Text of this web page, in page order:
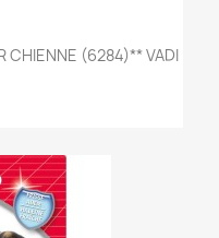
CHIENNE (6284)** VADI